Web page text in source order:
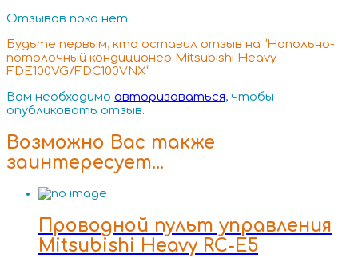
Отзывов пока нет.
Будьте первым, кто оставил отзыв на “Напольно-
потолочный кондиционер Mitsubishi Heavy
FDE100VG/FDC100VNX”
Вам необходимо авторизоваться, чтобы
опубликовать отзыв.
Возможно Вас также
заинтересует…
Проводной пульт управления
Mitsubishi Heavy RC-E5